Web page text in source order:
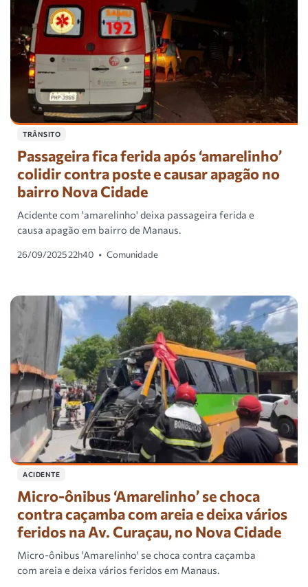
TRÂNSITO
Passageira fica ferida após ‘amarelinho’
colidir contra poste e causar apagão no
bairro Nova Cidade
Acidente com 'amarelinho' deixa passageira ferida e
causa apagão em bairro de Manaus.
26/09/2025 22h40 • Comunidade
ACIDENTE
Micro-ônibus ‘Amarelinho’ se choca
contra caçamba com areia e deixa vários
feridos na Av. Curaçau, no Nova Cidade
Micro-ônibus 'Amarelinho' se choca contra caçamba
com areia e deixa vários feridos em Manaus.